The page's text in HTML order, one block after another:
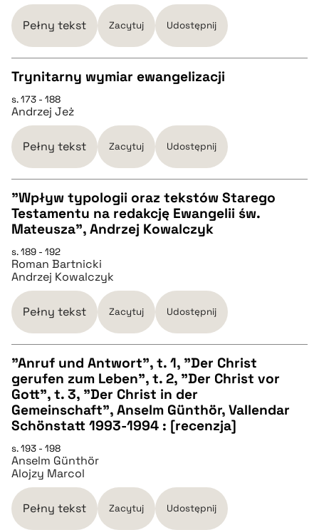
pobierz cytat
BIBTEX
Pełny tekst Zacytuj Udostępnij
CZYSTY TEKST
pobierz cytat
BIBTEX
pobierz cytat
Trynitarny wymiar ewangelizacji
s. 173 - 188
Andrzej Jeż
Pełny tekst Zacytuj Udostępnij
CZYSTY TEKST
pobierz cytat
BIBTEX
"Wpływ typologii oraz tekstów Starego
Testamentu na redakcję Ewangelii św.
Mateusza", Andrzej Kowalczyk
s. 189 - 192
Roman Bartnicki
Andrzej Kowalczyk
Pełny tekst Zacytuj Udostępnij
CZYSTY TEKST
pobierz cytat
BIBTEX
pobierz cytat
"Anruf und Antwort", t. 1, "Der Christ
gerufen zum Leben", t. 2, "Der Christ vor
Gott", t. 3, "Der Christ in der
Gemeinschaft", Anselm Günthör, Vallendar
Schönstatt 1993-1994 : [recenzja]
s. 193 - 198
Anselm Günthör
Alojzy Marcol
Pełny tekst Zacytuj Udostępnij